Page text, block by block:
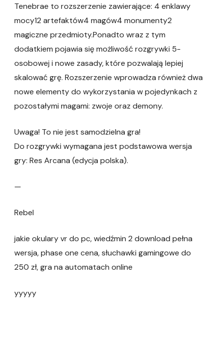
Tenebrae to rozszerzenie zawierające: 4 enklawy
mocy12 artefaktów4 magów4 monumenty2
magiczne przedmioty.Ponadto wraz z tym
dodatkiem pojawia się możliwość rozgrywki 5-
osobowej i nowe zasady, które pozwalają lepiej
skalować grę. Rozszerzenie wprowadza również dwa
nowe elementy do wykorzystania w pojedynkach z
pozostałymi magami: zwoje oraz demony.
Uwaga! To nie jest samodzielna gra!
Do rozgrywki wymagana jest podstawowa wersja
gry: Res Arcana (edycja polska).
—
Rebel
jakie okulary vr do pc, wiedźmin 2 download pełna
wersja, phase one cena, słuchawki gamingowe do
250 zł, gra na automatach online
yyyyy